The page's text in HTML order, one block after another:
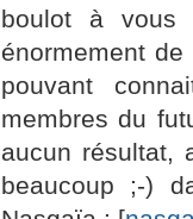
boulot à vous
énormement
pouvant
membres du
aucun résultat,
beaucoup ;-)